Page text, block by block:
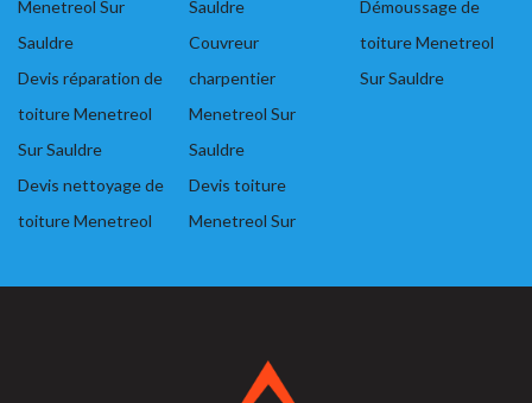
Menetreol Sur
Sauldre
Devis réparation de
toiture Menetreol
Sur Sauldre
Devis nettoyage de
toiture Menetreol
Sauldre
Couvreur
charpentier
Menetreol Sur
Sauldre
Devis toiture
Menetreol Sur
Démoussage de
toiture Menetreol
Sur Sauldre